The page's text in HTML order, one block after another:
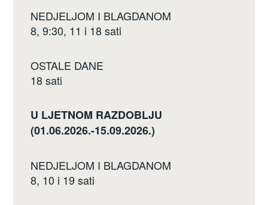
NEDJELJOM I BLAGDANOM
8, 9:30, 11 i 18 sati
OSTALE DANE
18 sati
U LJETNOM RAZDOBLJU
(01.06.2026.-15.09.2026.)
NEDJELJOM I BLAGDANOM
8, 10 i 19 sati